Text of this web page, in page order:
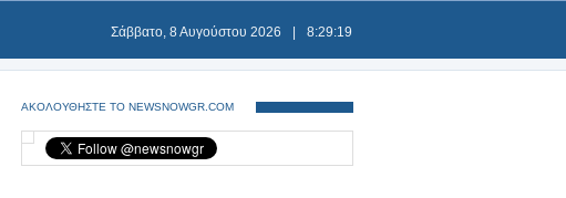
Σάββατο, 8 Αυγούστου 2026 8:29:20
ΑΚΟΛΟΥΘΗΣΤΕ ΤΟ NEWSNOWGR.COM